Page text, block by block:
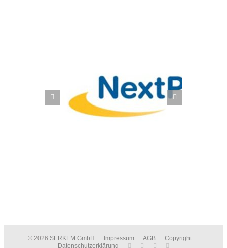
Scott Sports SA: Zukunftssichere
Supply Chain mit SAP EWM und
S/4HANA Fashion
© 2026 SERKEM GmbH Impressum AGB
Copyright
Datenschutzerklärung